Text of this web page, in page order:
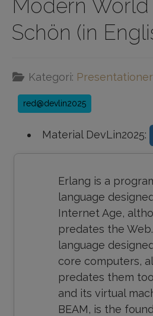
Modern World
Schön (in
Kategori:
red@devlin2025
Material DevLin2025:
Erlang is a
language
Internet Age,
predates the
language
core computers,
predates them
and its virtual
BEAM, is the